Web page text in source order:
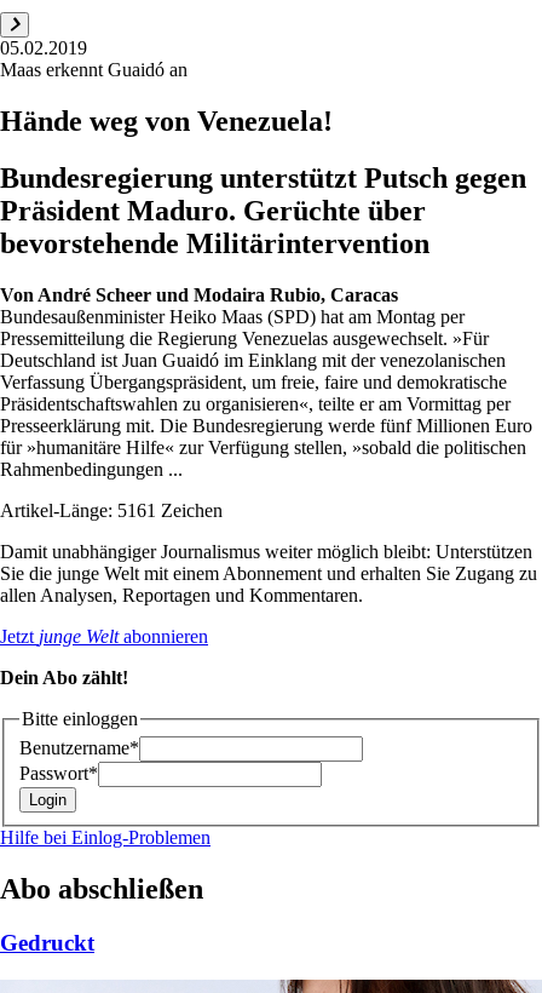
05.02.2019
Maas erkennt Guaidó an
Hände weg von Venezuela!
Bundesregierung unterstützt Putsch gegen
Präsident Maduro. Gerüchte über
bevorstehende Militärintervention
Von André Scheer und Modaira Rubio, Caracas
Bundesaußenminister Heiko Maas (SPD) hat am Montag per
Pressemitteilung die Regierung Venezuelas ausgewechselt. »Für
Deutschland ist Juan Guaidó im Einklang mit der venezolanischen
Verfassung Übergangspräsident, um freie, faire und demokratische
Präsidentschaftswahlen zu organisieren«, teilte er am Vormittag per
Presseerklärung mit. Die Bundesregierung werde fünf Millionen Euro
für »humanitäre Hilfe« zur Verfügung stellen, »sobald die politischen
Rahmenbedingungen ...
Artikel-Länge: 5161 Zeichen
Damit unabhängiger Journalismus weiter möglich bleibt: Unterstützen
Sie die junge Welt mit einem Abonnement und erhalten Sie Zugang zu
allen Analysen, Reportagen und Kommentaren.
Jetzt junge Weltabonnieren
Dein Abo zählt!
Bitte einloggen
Benutzername*
Passwort*
Hilfe bei Einlog-Problemen
Abo abschließen
Gedruckt